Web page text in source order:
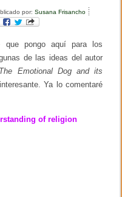
por:Susana Frisancho
que pongo aquí para los
de las ideas del autor
The Emotional Dog and its
Ya lo comentaré
of religion